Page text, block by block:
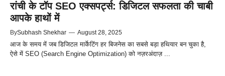
रांची के टॉप SEO एक्सपर्ट्स: डिजिटल सफलता की चाबी
आपके हाथों में
BySubhash Shekhar — August 28, 2025
आज के समय में जब डिजिटल मार्केटिंग हर बिजनेस का सबसे बड़ा हथियार बन चुका है,
ऐसे में SEO (Search Engine Optimization) को नज़रअंदाज़ ...